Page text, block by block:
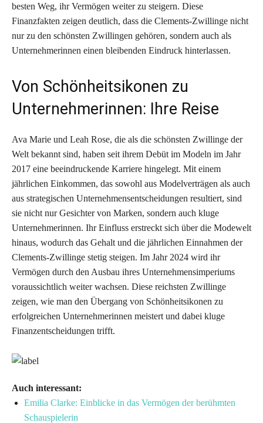
besten Weg, ihr Vermögen weiter zu steigern. Diese
Finanzfakten zeigen deutlich, dass die Clements-Zwillinge nicht
nur zu den schönsten Zwillingen gehören, sondern auch als
Unternehmerinnen einen bleibenden Eindruck hinterlassen.
Von Schönheitsikonen zu
Unternehmerinnen: Ihre Reise
Ava Marie und Leah Rose, die als die schönsten Zwillinge der
Welt bekannt sind, haben seit ihrem Debüt im Modeln im Jahr
2017 eine beeindruckende Karriere hingelegt. Mit einem
jährlichen Einkommen, das sowohl aus Modelverträgen als auch
aus strategischen Unternehmensentscheidungen resultiert, sind
sie nicht nur Gesichter von Marken, sondern auch kluge
Unternehmerinnen. Ihr Einfluss erstreckt sich über die Modewelt
hinaus, wodurch das Gehalt und die jährlichen Einnahmen der
Clements-Zwillinge stetig steigen. Im Jahr 2024 wird ihr
Vermögen durch den Ausbau ihres Unternehmensimperiums
voraussichtlich weiter wachsen. Diese reichsten Zwillinge
zeigen, wie man den Übergang von Schönheitsikonen zu
erfolgreichen Unternehmerinnen meistert und dabei kluge
Finanzentscheidungen trifft.
Auch interessant:
Emilia Clarke: Einblicke in das Vermögen der berühmten
Schauspielerin